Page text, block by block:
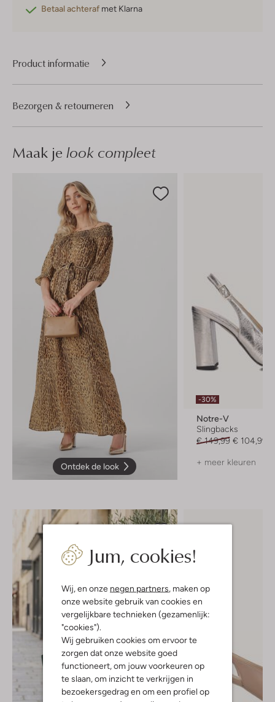
Jum, cookies!
Wij, en onze negen partners , maken op
onze website gebruik van cookies en
vergelijkbare technieken (gezamenlijk:
"cookies").
Wij gebruiken cookies om ervoor te
zorgen dat onze website goed
functioneert, om jouw voorkeuren op
te slaan, om inzicht te verkrijgen in
bezoekersgedrag en om een profiel op
Betaal achteraf met Klarna
Product informatie
Bezorgen & retourneren
Maak je look compleet
Ontdek de look
-30%
Notre-V
Slingbacks
€ 149,99 € 104,99
+ meer kleuren